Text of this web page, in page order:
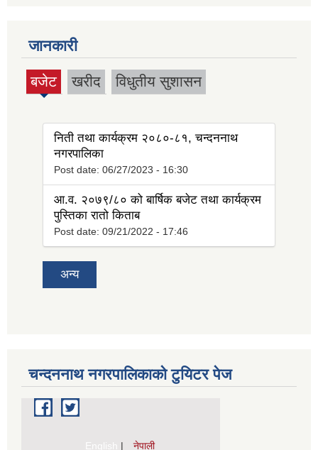
जानकारी
बजेट
(active
खरीद विधुतीय सुशासन
निती तथा कार्यक्रम २०८०-८१, चन्दननाथ
नगरपालिका
Post date: 06/27/2023 - 16:30
आ.व. २०७९/८० को बार्षिक बजेट तथा कार्यक्रम
पुस्तिका रातो किताब
Post date: 09/21/2022 - 17:46
अन्य
चन्दननाथ नगरपालिकाको टुयिटर पेज